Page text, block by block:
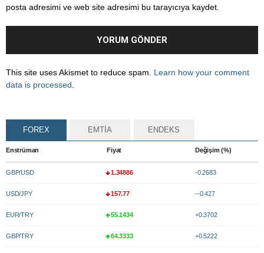
posta adresimi ve web site adresimi bu tarayıcıya kaydet.
This site uses Akismet to reduce spam. Learn how your comment
data is processed
FOREX EMTİA ENDEKS
Enstrüman Fiyat Değişim (%)
GBP/USD 1.34886 -0.2683
USD/JPY 157.77 --0.427
EUR/TRY 55.1434 +0.3702
GBP/TRY 64.3333 +0.5222